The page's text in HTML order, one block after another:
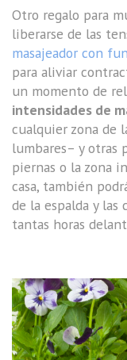
Otro regalo para
liberarse de las
masajeador con
para aliviar
un momento de
intensidades de
cualquier zona de
lumbares– y otras
piernas o la zona
casa, también
de la espalda y las
tantas horas